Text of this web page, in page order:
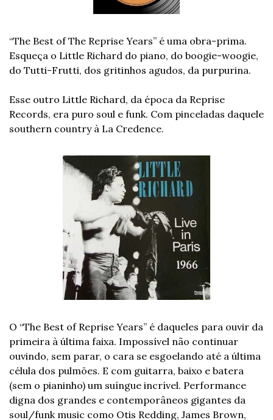
“The Best of The Reprise Years” é uma obra-prima.
Esqueça o Little Richard do piano, do boogie-woogie,
do Tutti-Frutti, dos gritinhos agudos, da purpurina.
Esse outro Little Richard, da época da Reprise
Records, era puro soul e funk. Com pinceladas daquele
southern country à La Credence.
O “The Best of Reprise Years” é daqueles para ouvir da
primeira à última faixa. Impossível não continuar
ouvindo, sem parar, o cara se esgoelando até a última
célula dos pulmões. E com guitarra, baixo e batera
(sem o pianinho) um suíngue incrível. Performance
digna dos grandes e contemporâneos gigantes da
soul/funk music como Otis Redding, James Brown,